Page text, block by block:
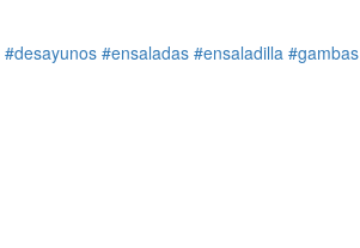
#desayunos #ensaladas #ensaladilla #gambas